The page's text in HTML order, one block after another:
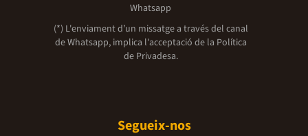
Whatsapp
(*) L'enviament d’un missatge a través del canal
de Whatsapp, implica l'acceptació de la Política
de Privadesa.
Segueix-nos